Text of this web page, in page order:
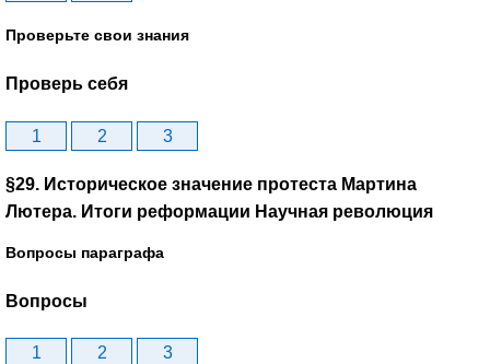
Проверьте свои знания
Проверь себя
1 2 3
§29. Историческое значение протеста Мартина
Лютера. Итоги реформации Научная революция
Вопросы параграфа
Вопросы
1 2 3